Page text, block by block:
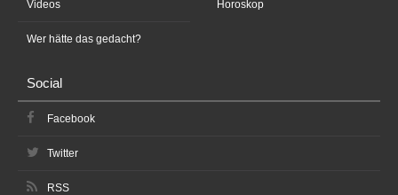
Videos
Wer hätte das gedacht?
Horoskop
Social
Facebook
Twitter
RSS